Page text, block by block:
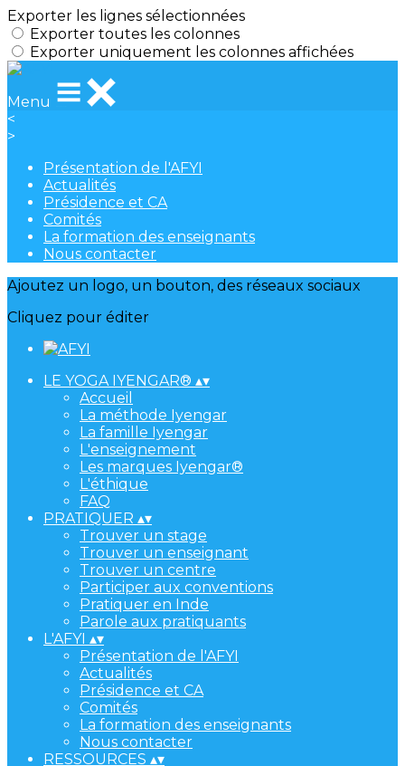
Exporter les lignes sélectionnées
Exporter toutes les colonnes
Exporter uniquement les colonnes affichées
Menu
<
>
Présentation de l'AFYI
Actualités
Présidence et CA
Comités
La formation des enseignants
Nous contacter
Ajoutez un logo, un bouton, des réseaux sociaux
Cliquez pour éditer
LE YOGA IYENGAR® ▴▾
Accueil
La méthode Iyengar
La famille Iyengar
L'enseignement
Les marques Iyengar®
L'éthique
FAQ
PRATIQUER ▴▾
Trouver un stage
Trouver un enseignant
Trouver un centre
Participer aux conventions
Pratiquer en Inde
Parole aux pratiquants
L'AFYI ▴▾
Présentation de l'AFYI
Actualités
Présidence et CA
Comités
La formation des enseignants
Nous contacter
RESSOURCES ▴▾